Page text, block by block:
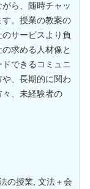
ら、随時チャッ
す。授業の教案の
サービスより負
求める人材像と
できるコミュニ
、長期的に関わ
、未経験者の
の授業, 文法＋会